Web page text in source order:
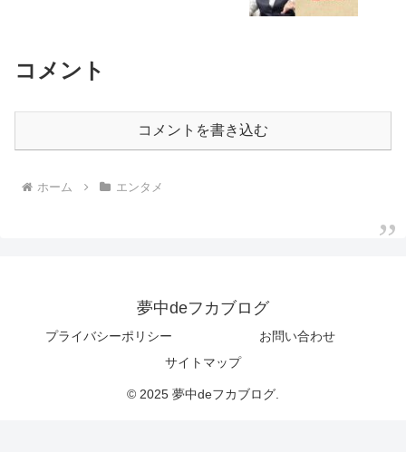
コメント
コメントを書き込む
ホーム エンタメ
夢中deフカブログ
プライバシーポリシー
お問い合わせ
サイトマップ
© 2025 夢中deフカブログ.